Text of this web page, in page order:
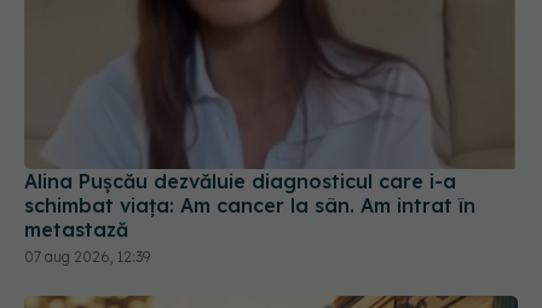
Alina Pușcău dezvăluie diagnosticul care i-a
schimbat viața: Am cancer la sân. Am intrat în
metastază
07 aug 2026, 12:39